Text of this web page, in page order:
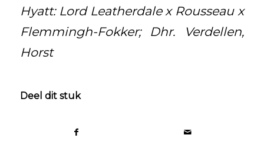
Hyatt: Lord Leatherdale x Rousseau x
Flemmingh-Fokker; Dhr. Verdellen,
Horst
Deel dit stuk